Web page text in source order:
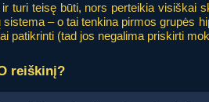
turi teisę būti, nors perteikia visiškai
– o tai tenkina pirmos grupės
patikrinti (tad jos negalima priskirti
reiškinį?